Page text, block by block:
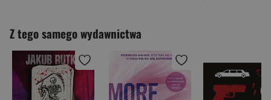
Z tego samego wydawnictwa